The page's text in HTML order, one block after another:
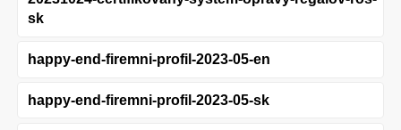
sk
happy-end-firemni-profil-2023-05-en
happy-end-firemni-profil-2023-05-sk